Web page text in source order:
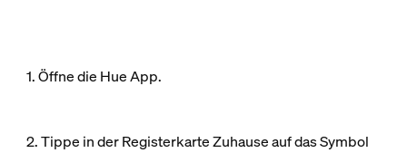
1. Öffne die Hue App.
2. Tippe in der Registerkarte Zuhause auf das Symbol